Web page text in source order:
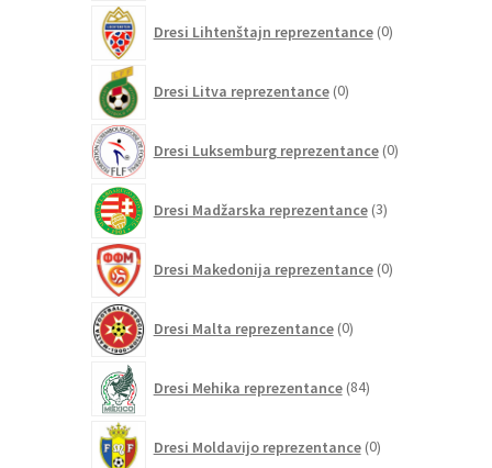
Dresi Lihtenštajn reprezentance 0izdelkov
Dresi Litva reprezentance 0izdelkov
Dresi Luksemburg reprezentance 0izdelkov
Dresi Madžarska reprezentance 3izdelki
Dresi Makedonija reprezentance 0izdelkov
Dresi Malta reprezentance 0izdelkov
Dresi Mehika reprezentance 84izdelkov
Dresi Moldavijo reprezentance 0izdelkov